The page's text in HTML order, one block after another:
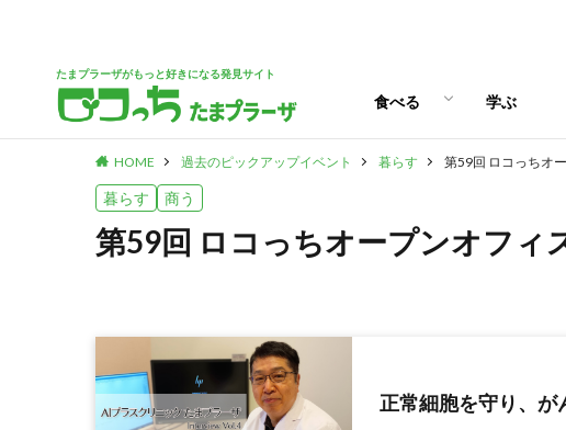
たまプラーザがもっと好きになる発見サイト
食べる
パン
スイーツ
ランチ
カフェ
学ぶ
HOME 過去のピックアップイベント 暮らす 第59回 ロコっちオ
暮らす 商う
第59回 ロコっちオープンオフィ
正常細胞を守り、が